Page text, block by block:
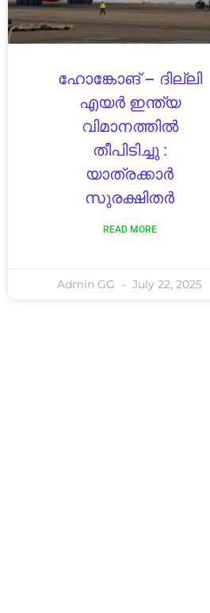
ഹോങ്കോങ് – ദില്ലി
എയർ ഇന്ത്യ
വിമാനത്തിൽ
തീപിടിച്ചു :
യാത്രക്കാർ
സുരക്ഷിതർ
READ MORE
Admin GG July 22, 2025